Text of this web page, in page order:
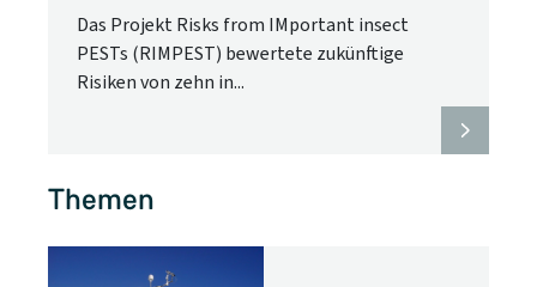
Das Projekt Risks from IMportant insect
PESTs (RIMPEST) bewertete zukünftige
Risiken von zehn in...
Themen